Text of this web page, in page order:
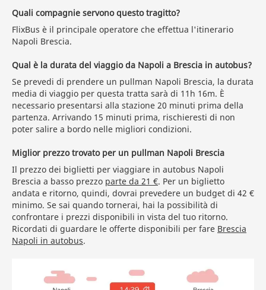
Quali compagnie servono questo tragitto?
FlixBus è il principale operatore che effettua l'itinerario
Napoli Brescia.
Qual è la durata del viaggio da Napoli a Brescia in autobus?
Se prevedi di prendere un pullman Napoli Brescia, la durata
media di viaggio per questa tratta sarà di 11h 16m. È
necessario presentarsi alla stazione 20 minuti prima della
partenza. Arrivando 15 minuti prima, rischieresti di non
poter salire a bordo nelle migliori condizioni.
Miglior prezzo trovato per un pullman Napoli Brescia
Il prezzo dei biglietti per viaggiare in autobus Napoli
Brescia a basso prezzo parte da 21 €. Per un biglietto
andata e ritorno, quindi, dovrai prevedere un budget di 42 €
minimo. Se sai quando tornerai, hai la possibilità di
confrontare i prezzi disponibili in vista del tuo ritorno.
Ricordati di guardare le offerte disponibili per fare Brescia
Napoli in autobus.